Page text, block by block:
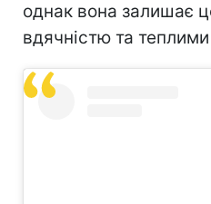
однак вона залишає
вдячністю та